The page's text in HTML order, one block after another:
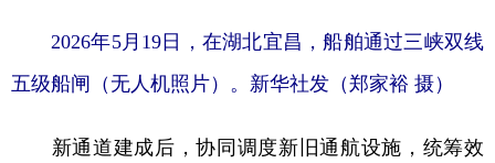
2026年5月19日，在湖北宜昌，船舶通过三峡双线
五级船闸（无人机照片）。新华社发（郑家裕 摄）
新通道建成后，协同调度新旧通航设施，统筹效